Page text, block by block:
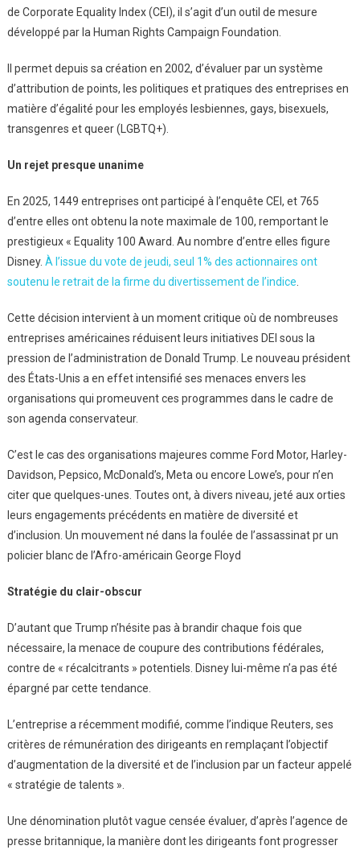
de Corporate Equality Index (CEI), il s’agit d’un outil de mesure
développé par la Human Rights Campaign Foundation.
Il permet depuis sa création en 2002, d’évaluer par un système
d’attribution de points, les politiques et pratiques des entreprises en
matière d’égalité pour les employés lesbiennes, gays, bisexuels,
transgenres et queer (LGBTQ+).
Un rejet presque unanime
En 2025, 1449 entreprises ont participé à l’enquête CEI, et 765
d’entre elles ont obtenu la note maximale de 100, remportant le
prestigieux « Equality 100 Award. Au nombre d’entre elles figure
Disney. À l’issue du vote de jeudi, seul 1% des actionnaires ont
soutenu le retrait de la firme du divertissement de l’indice
Cette décision intervient à un moment critique où de nombreuses
entreprises américaines réduisent leurs initiatives DEI sous la
pression de l’administration de Donald Trump. Le nouveau président
des États-Unis a en effet intensifié ses menaces envers les
organisations qui promeuvent ces programmes dans le cadre de
son agenda conservateur.
C’est le cas des organisations majeures comme Ford Motor, Harley-
Davidson, Pepsico, McDonald’s, Meta ou encore Lowe’s, pour n’en
citer que quelques-unes. Toutes ont, à divers niveau, jeté aux orties
leurs engagements précédents en matière de diversité et
d’inclusion. Un mouvement né dans la foulée de l’assassinat pr un
policier blanc de l’Afro-américain George Floyd
Stratégie du clair-obscur
D’autant que Trump n’hésite pas à brandir chaque fois que
nécessaire, la menace de coupure des contributions fédérales,
contre de « récalcitrants » potentiels. Disney lui-même n’a pas été
épargné par cette tendance.
L’entreprise a récemment modifié, comme l’indique Reuters, ses
critères de rémunération des dirigeants en remplaçant l’objectif
d’augmentation de la diversité et de l’inclusion par un facteur appelé
« stratégie de talents ».
Une dénomination plutôt vague censée évaluer, d’après l’agence de
presse britannique, la manière dont les dirigeants font progresser